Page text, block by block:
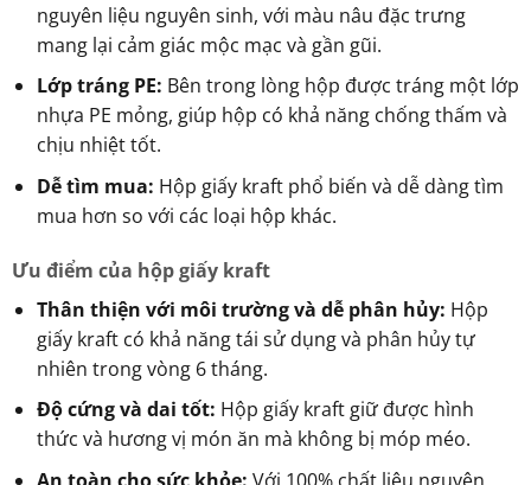
nguyên liệu nguyên sinh, với màu nâu đặc trưng
mang lại cảm giác mộc mạc và gần gũi.
Lớp tráng PE: Bên trong lòng hộp được tráng một lớp
nhựa PE mỏng, giúp hộp có khả năng chống thấm và
chịu nhiệt tốt.
Dễ tìm mua: Hộp giấy kraft phổ biến và dễ dàng tìm
mua hơn so với các loại hộp khác.
Ưu điểm của hộp giấy kraft
Thân thiện với môi trường và dễ phân hủy: Hộp
giấy kraft có khả năng tái sử dụng và phân hủy tự
nhiên trong vòng 6 tháng.
Độ cứng và dai tốt: Hộp giấy kraft giữ được hình
thức và hương vị món ăn mà không bị móp méo.